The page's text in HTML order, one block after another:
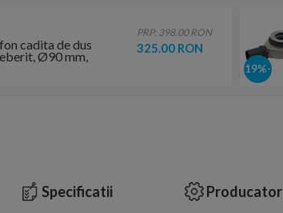
-19%
cadita de dus
Ø90 mm,
garzii
PRP: 398.00 RON
325.00 RON
Specificatii
Producator